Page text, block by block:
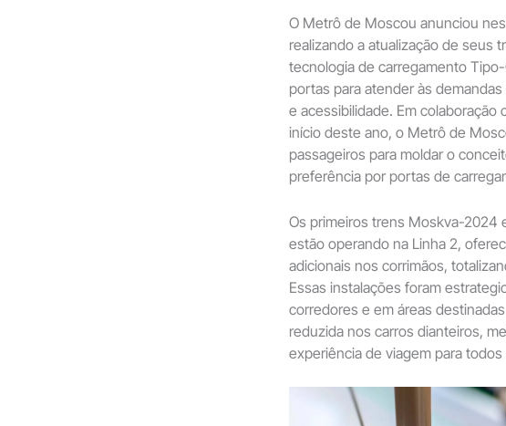
O Metrô de Moscou anunciou
realizando a atualização de seus
tecnologia de carregamento
portas para atender às
e acessibilidade. Em
início deste ano, o Metrô de
passageiros para moldar o
preferência por portas de
Os primeiros trens Moskva-2024
estão operando na Linha 2,
adicionais nos corrimãos,
Essas instalações foram
corredores e em áreas
reduzida nos carros dianteiros,
experiência de viagem para